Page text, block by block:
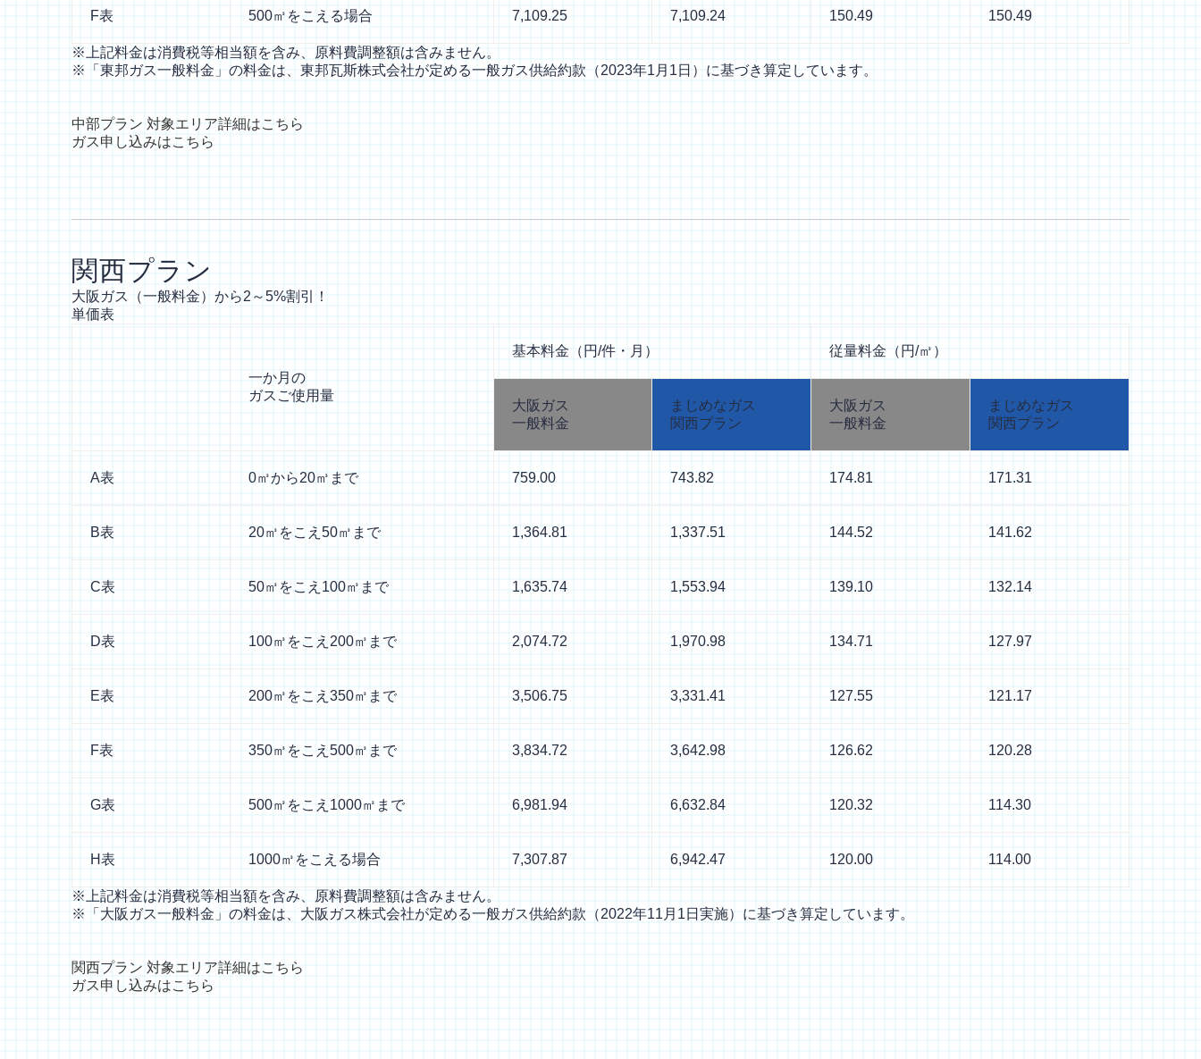
F表 500㎥をこえる場合 7,109.25 7,109.24 150.49 150.49
※上記料金は消費税等相当額を含み、原料費調整額は含みません。
※「東邦ガス一般料金」の料金は、東邦瓦斯株式会社が定める一般ガス供給約款（2023年1月1日）に基づき算定しています。
中部プラン 対象エリア詳細はこちら
ガス申し込みはこちら
関西プラン
大阪ガス（一般料金）から2～5%割引！
単価表
一か月の
ガスご使用量
基本料金（円/件・月） 従量料金（円/㎥）
大阪ガス
一般料金
まじめなガス
関西プラン
大阪ガス
一般料金
まじめなガス
関西プラン
A表 0㎥から20㎥まで 759.00 743.82 174.81 171.31
B表 20㎥をこえ50㎥まで 1,364.81 1,337.51 144.52 141.62
C表 50㎥をこえ100㎥まで 1,635.74 1,553.94 139.10 132.14
D表 100㎥をこえ200㎥まで 2,074.72 1,970.98 134.71 127.97
E表 200㎥をこえ350㎥まで 3,506.75 3,331.41 127.55 121.17
F表 350㎥をこえ500㎥まで 3,834.72 3,642.98 126.62 120.28
G表 500㎥をこえ1000㎥まで 6,981.94 6,632.84 120.32 114.30
H表 1000㎥をこえる場合 7,307.87 6,942.47 120.00 114.00
※上記料金は消費税等相当額を含み、原料費調整額は含みません。
※「大阪ガス一般料金」の料金は、大阪ガス株式会社が定める一般ガス供給約款（2022年11月1日実施）に基づき算定しています。
関西プラン 対象エリア詳細はこちら
ガス申し込みはこちら